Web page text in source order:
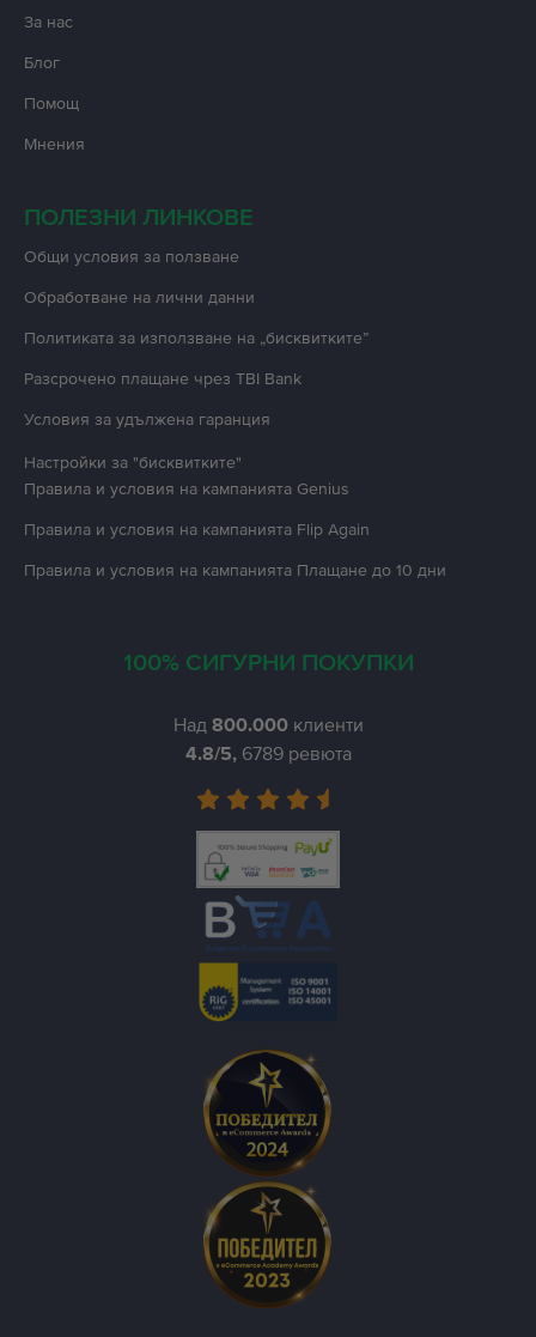
За нас
Блог
Помощ
Мнения
ПОЛЕЗНИ ЛИНКОВЕ
Oбщи условия за ползване
Oбработване на лични данни
Политиката за използване на „бисквитките”
Разсрочено плащане чрез TBI Bank
Условия за удължена гаранция
Настройки за "бисквитките"
Правила и условия на кампанията Genius
Правила и условия на кампанията Flip Again
Правила и условия на кампанията Плащане до 10 дни
100% СИГУРНИ ПОКУПКИ
Над 800.000клиенти
4.8/5, 6789 ревюта